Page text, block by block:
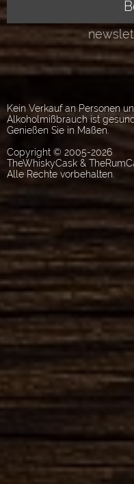
Kein Verkauf an Personen
Alkoholmißbrauch ist
Genießen Sie in Maßen.
Copyright © 2005-2026
TheWhiskyCask &
Alle Rechte vorbehalten.